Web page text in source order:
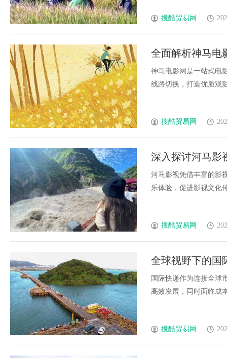
搜酷贸易网
全面解析神马电
神马电影网是一站式电
线路切换，打造优质观
搜酷贸易网
深入探讨河马影
河马影视凭借丰富的影
乐体验，促进影视文化
搜酷贸易网
全球视野下的国
国际快递作为连接全球
高效发展，同时面临成
搜酷贸易网